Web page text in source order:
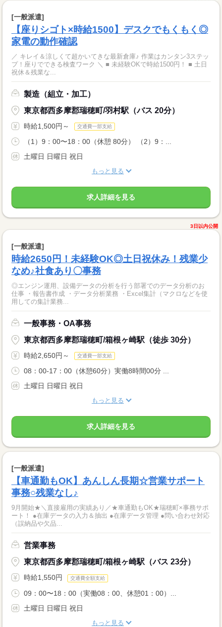
[一般派遣]
【座りシゴト×時給1500】デスクでもくもく◎
家電の動作確認
／ キレイ＆涼しくて超かいてきな最新倉庫♪ 作業はカンタン3ステッ
プ！座りでできる検査ワーク ＼ ■ 未経験OKで時給1500円！ ■ 土日
祝休＆残業な...
製造（組立・加工）
東京都西多摩郡瑞穂町/羽村駅（バス 20分）
時給1,500円～ 交通費一部支給
（1）9：00〜18：00（休憩 80分） （2）9：...
土曜日 日曜日 祝日
もっと見る
求人詳細を見る
3日以内公開
[一般派遣]
時給2650円！未経験OK◎土日祝休み！残業少
なめ♪社食あり〇事務
◎エンジン運用、設備データの分析を行う部署でのデータ分析のお
仕事 ・報告書作成 ・データ分析業務 ・Excel集計（マクロなどを使
用しての集計業務...
一般事務・OA事務
東京都西多摩郡瑞穂町/箱根ヶ崎駅（徒歩 30分）
時給2,650円～ 交通費一部支給
08：00-17：00（休憩60分）実働8時間00分 ...
土曜日 日曜日 祝日
もっと見る
求人詳細を見る
[一般派遣]
【車通勤もOK】あんしん長期☆営業サポート
事務○残業なし♪
9月開始★＼直接雇用の実績あり／★車通勤もOK★瑞穂町×事務サポ
ート！ ●在庫データの入力＆抽出 ●在庫データ管理 ●問い合わせ対応
（誤納品や欠品...
営業事務
東京都西多摩郡瑞穂町/箱根ヶ崎駅（バス 23分）
時給1,550円 交通費全額支給
09：00〜18：00（実働08：00、休憩01：00）...
土曜日 日曜日 祝日
もっと見る